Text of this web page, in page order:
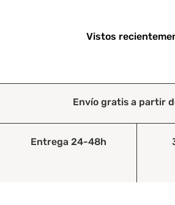
Vistos
Envío gratis a partir
Entrega 24-48h